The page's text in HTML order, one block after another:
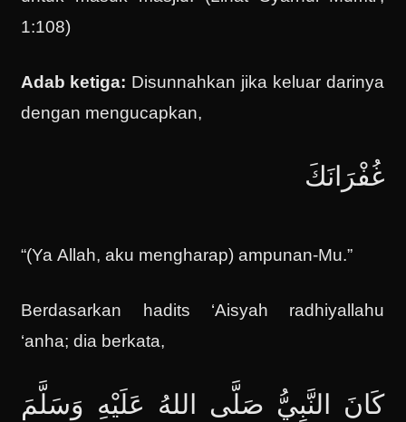
1:108)
Adab ketiga: Disunnahkan jika keluar darinya
dengan mengucapkan,
غُفْرَانَكَ
“(Ya Allah, aku mengharap) ampunan-Mu.”
Berdasarkan hadits ‘Aisyah radhiyallahu
‘anha; dia berkata,
كَانَ النَّبِيُّ صَلَّى اللهُ عَلَيْهِ وَسَلَّمَ